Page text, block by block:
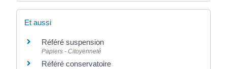
Et aussi
Référé suspension
Papiers - Citoyenneté
Référé conservatoire